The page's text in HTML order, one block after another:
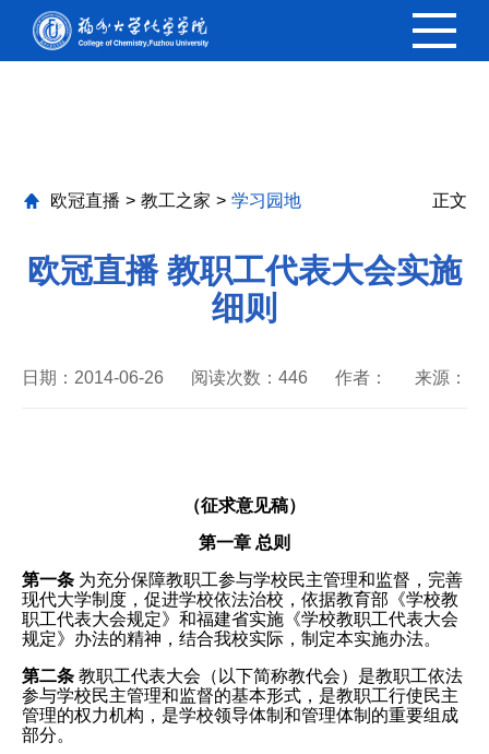
欧冠直播
欧冠直播 > 教工之家 > 学习园地 正文
欧冠直播 教职工代表大会实施
细则
日期：2014-06-26 阅读次数： 446 作者： 来源：
（征求意见稿）
第一章 总则
第一条 为充分保障教职工参与学校民主管理和监督，完善
现代大学制度，促进学校依法治校，依据教育部《学校教
职工代表大会规定》和福建省实施《学校教职工代表大会
规定》办法的精神，结合我校实际，制定本实施办法。
第二条 教职工代表大会（以下简称教代会）是教职工依法
参与学校民主管理和监督的基本形式，是教职工行使民主
管理的权力机构，是学校领导体制和管理体制的重要组成
部分。